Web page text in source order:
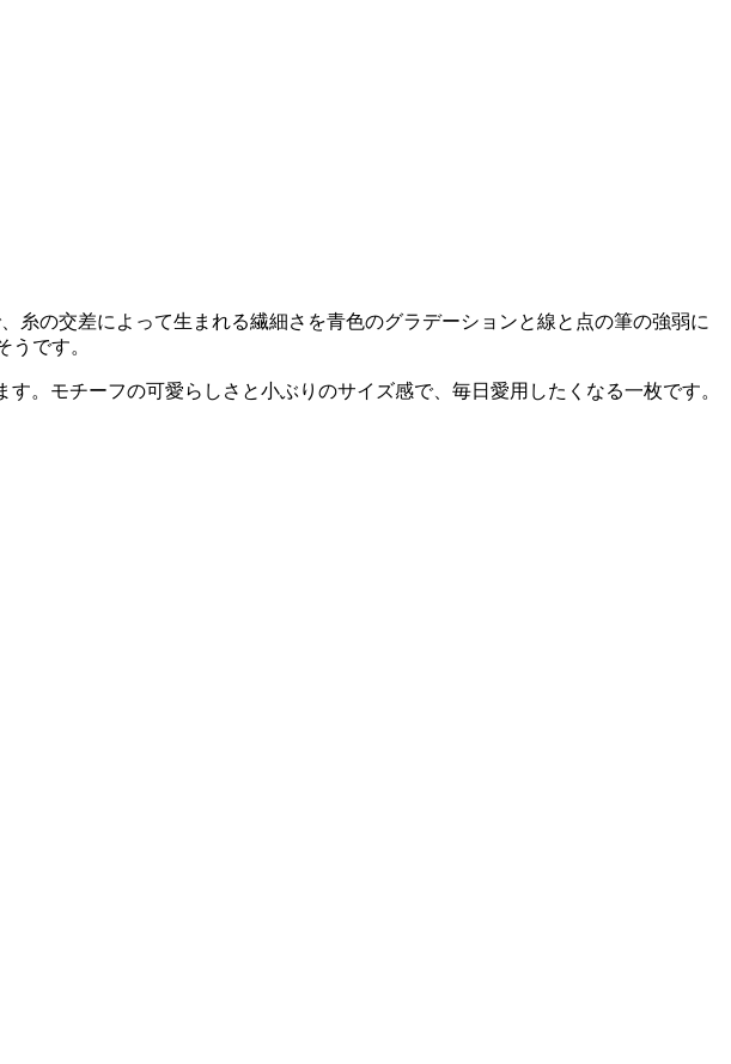
糸の交差によって生まれる繊細さを青色のグラデーションと線と点の筆の強弱に
です。
。モチーフの可愛らしさと小ぶりのサイズ感で、毎日愛用したくなる一枚です。